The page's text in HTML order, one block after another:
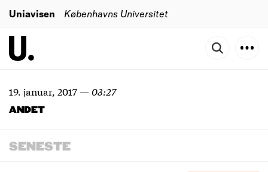
Uniavisen Københavns Universitet
19. januar, 2017—03:27
ANDET
SENESTE